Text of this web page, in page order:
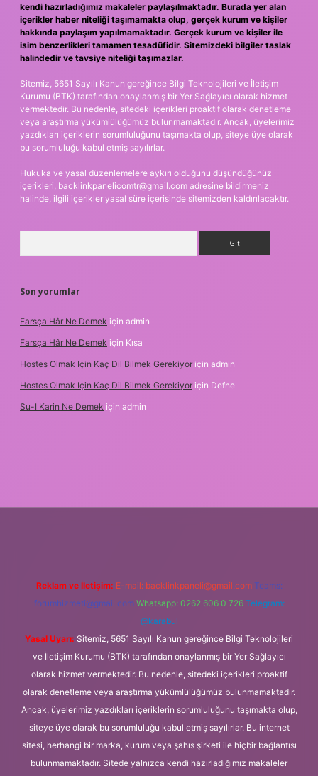
kendi hazırladığımız makaleler paylaşılmaktadır. Burada yer alan
içerikler haber niteliği taşımamakta olup, gerçek kurum ve kişiler
hakkında paylaşım yapılmamaktadır. Gerçek kurum ve kişiler ile
isim benzerlikleri tamamen tesadüfidir. Sitemizdeki bilgiler taslak
halindedir ve tavsiye niteliği taşımazlar.
Sitemiz, 5651 Sayılı Kanun gereğince Bilgi Teknolojileri ve İletişim
Kurumu (BTK) tarafından onaylanmış bir Yer Sağlayıcı olarak hizmet
vermektedir. Bu nedenle, sitedeki içerikleri proaktif olarak denetleme
veya araştırma yükümlülüğümüz bulunmamaktadır. Ancak, üyelerimiz
yazdıkları içeriklerin sorumluluğunu taşımakta olup, siteye üye olarak
bu sorumluluğu kabul etmiş sayılırlar.
Hukuka ve yasal düzenlemelere aykırı olduğunu düşündüğünüz
içerikleri, backlinkpanelicomtr@gmail.com adresine bildirmeniz
halinde, ilgili içerikler yasal süre içerisinde sitemizden kaldırılacaktır.
Son yorumlar
Farsça Hâr Ne Demek için admin
Farsça Hâr Ne Demek için Kısa
Hostes Olmak Için Kaç Dil Bilmek Gerekiyor için admin
Hostes Olmak Için Kaç Dil Bilmek Gerekiyor için Defne
Su-I Karin Ne Demek için admin
Reklam ve İletişim: E-mail: backlinkpaneli@gmail.com Teams:
forumhizmeti@gmail.com Whatsapp: 0262 606 0 726 Telegram:
@karabul
Yasal Uyarı: Sitemiz, 5651 Sayılı Kanun gereğince Bilgi Teknolojileri
ve İletişim Kurumu (BTK) tarafından onaylanmış bir Yer Sağlayıcı
olarak hizmet vermektedir. Bu nedenle, sitedeki içerikleri proaktif
olarak denetleme veya araştırma yükümlülüğümüz bulunmamaktadır.
Ancak, üyelerimiz yazdıkları içeriklerin sorumluluğunu taşımakta olup,
siteye üye olarak bu sorumluluğu kabul etmiş sayılırlar. Bu internet
sitesi, herhangi bir marka, kurum veya şahıs şirketi ile hiçbir bağlantısı
bulunmamaktadır. Sitede yalnızca kendi hazırladığımız makaleler